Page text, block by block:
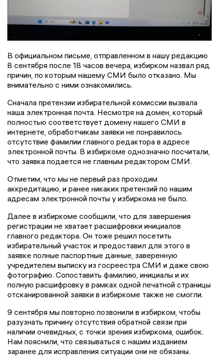
В официальном письме, отправленном в нашу редакцию
8 сентября после 18 часов вечера, избирком назвал ряд
причин, по которым нашему СМИ было отказано. Мы
внимательно с ними ознакомились.
Сначала претензии избирательной комиссии вызвала
наша электронная почта. Несмотря на домен, который
полностью соответствует домену нашего СМИ в
интернете, обработчикам заявки не понравилось
отсутствие фамилии главного редактора в адресе
электронной почты. В избиркоме однозначно посчитали,
что заявка подается не главным редактором СМИ.
Отметим, что мы не первый раз проходим
аккредитацию, и ранее никаких претензий по нашим
адресам электронной почты у избиркома не было.
Далее в избиркоме сообщили, что для завершения
регистрации не хватает расшифровки инициалов
главного редактора. Он тоже решил посетить
избирательный участок и предоставил для этого в
заявке полные паспортные данные, заверенную
учредителем выписку из госреестра СМИ и даже свою
фотографию. Сопоставить фамилию, инициалы и их
полную расшифровку в рамках одной печатной страницы
отсканированной заявки в избиркоме также не смогли.
9 сентября мы повторно позвонили в избирком, чтобы
разузнать причину отсутствия обратной связи при
наличии очевидных, с точки зрения избиркома, ошибок.
Нам пояснили, что связываться с нашим изданием
заранее для исправления ситуации они не обязаны.